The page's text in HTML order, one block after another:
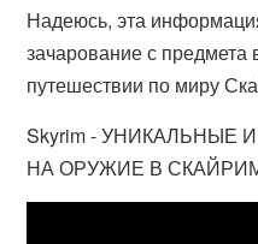
Надеюсь, эта
зачарование с
путешествии по миру
Skyrim - УНИКАЛЬНЫЕ
НА ОРУЖИЕ В СКАЙРИМ!